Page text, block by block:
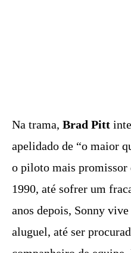
Na trama, Brad Pitt
apelidado de “o maior
o piloto mais promissor
1990, até sofrer um
anos depois, Sonny
aluguel, até ser